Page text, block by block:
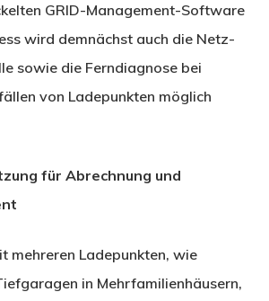
GRID-Management-Software
wird demnächst auch die Netz-
sowie die Ferndiagnose bei
von Ladepunkten möglich
für Abrechnung und
mehreren Ladepunkten, wie
in Mehrfamilienhäusern,